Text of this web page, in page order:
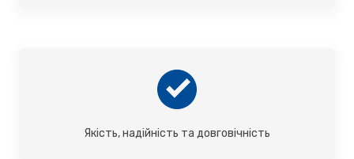
Якість, надійність та довговічність